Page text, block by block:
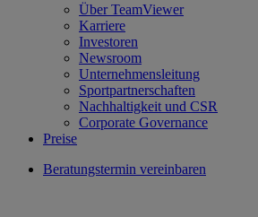
Über TeamViewer
Karriere
Investoren
Newsroom
Unternehmensleitung
Sportpartnerschaften
Nachhaltigkeit und CSR
Corporate Governance
Preise
Beratungstermin vereinbaren